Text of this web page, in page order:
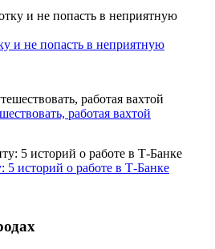
и не попасть в неприятную
работая вахтой
историй о работе в Т-Банке